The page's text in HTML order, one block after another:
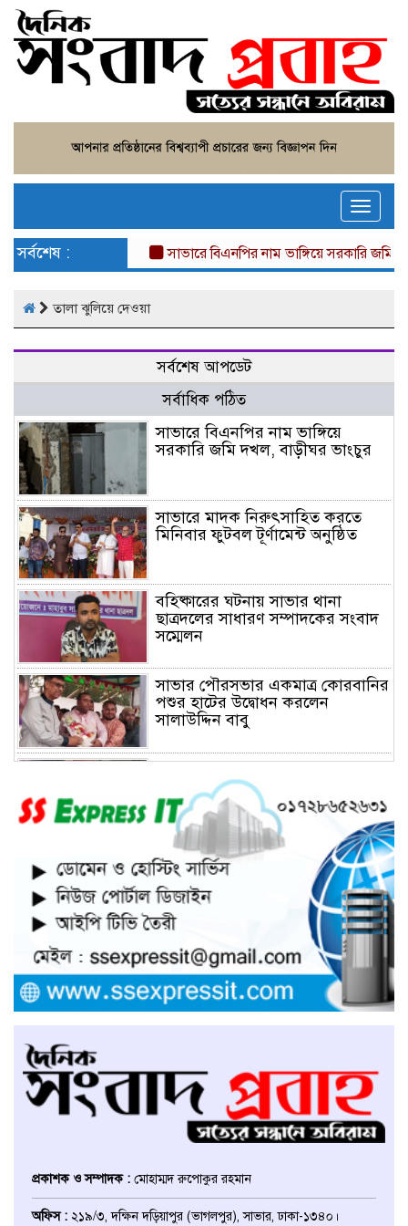
Toggle
সর্বশেষ : সাভারে বিএনপির নাম ভাঙ্গিয়ে সরকারি জমি
তালা ঝুলিয়ে দেওয়া
সর্বশেষ আপডেট
সর্বাধিক পঠিত
সাভারে বিএনপির নাম ভাঙ্গিয়ে
সরকারি জমি দখল, বাড়ীঘর ভাংচুর
সাভারে মাদক নিরুৎসাহিত করতে
মিনিবার ফুটবল টূর্ণামেন্ট অনুষ্ঠিত
বহিষ্কারের ঘটনায় সাভার থানা
ছাত্রদলের সাধারণ সম্পাদকের সংবাদ
সম্মেলন
সাভার পৌরসভার একমাত্র কোরবানির
পশুর হাটের উদ্বোধন করলেন
সালাউদ্দিন বাবু
প্রতিষ্ঠানে হামলা চালিয়ে তালা ঝুলিয়ে
দিয়েছে সন্ত্রাসীরা
সাভারে নারী উদ্যোক্তার খামার ভাংচুর,
৫ লাখ টাকার ক্ষয়ক্ষতি
উভয়পক্ষের সমঝোতায় ধর্মঘট
প্রত্যাহার করায় সাভারের মুরগীর
বাজার স্বাভাবিক
আলমগীর হোসেন
আশুলিয়ায় চাঁদার টাকা হালাল করতে
পুলিশ কর্মকর্তাকে ফাঁসানোর অভিযোগ
ঢাকা জেলা উত্তর ছাত্রদলের সহ-
প্রকাশক ও সম্পাদক : মোহাম্মদ রুপোকুর রহমান
অফিস : ২১৯/৩, দক্ষিন দড়িয়াপুর (ভাগলপুর), সাভার, ঢাকা-১৩৪০।